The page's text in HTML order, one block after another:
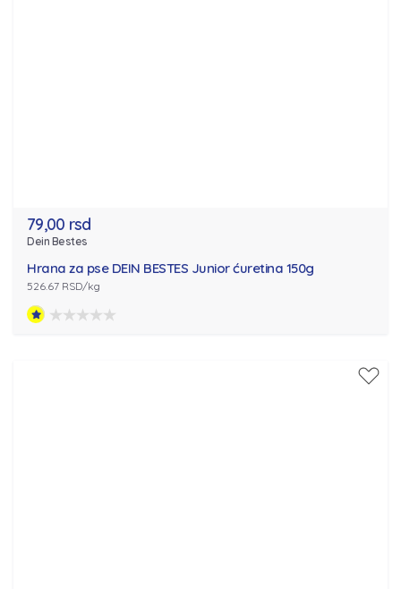
79,00 rsd
Dein Bestes
Hrana za pse DEIN BESTES Junior ćuretina 150g
526.67 RSD/kg